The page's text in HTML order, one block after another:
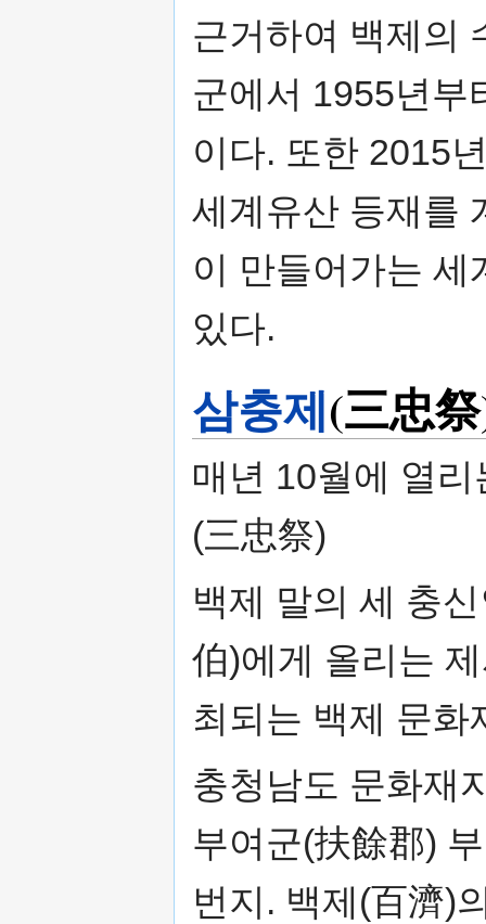
근거하여 백제의
군에서 1955년부
이다. 또한 2015
세계유산 등재를
이 만들어가는
있다.
삼충제(三忠
매년 10월에 열
(三忠祭)
백제 말의 세 충
伯)에게 올리는
최되는 백제 문화
충청남도 문화재
부여군(扶餘郡)
번지. 백제(百濟)